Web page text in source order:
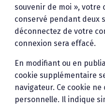
souvenir de moi », votre
conservé pendant deux
déconnectez de votre
connexion sera effacé.
En modifiant ou en
cookie supplémentaire
navigateur. Ce cookie
personnelle. Il indique